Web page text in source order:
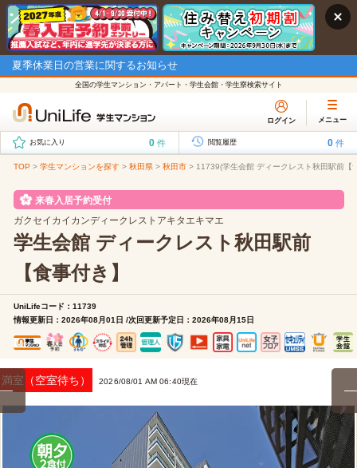
夏季休業日の営業に関するお知らせ
全国の学生マンション・アパート・学生会館・学生寮検索サイト
ログイン メニュー
お気に入り 0 件 閲覧履歴 0 件
TOP > 学生マンションを探す > 秋田県 > 秋田市 > 11739(学生会館 ディークレスト秋田駅前【
来春入居予約受付
ガクセイカイカンディークレストアキタエキマエ
学生会館 ディークレスト秋田駅前
【食事付き】
UniLifeコード：11739
情報更新日：2026年08月01日 /次回更新予定日：2026年08月15日
満室（空室待ち） 2026/08/01 AM 06:40現在